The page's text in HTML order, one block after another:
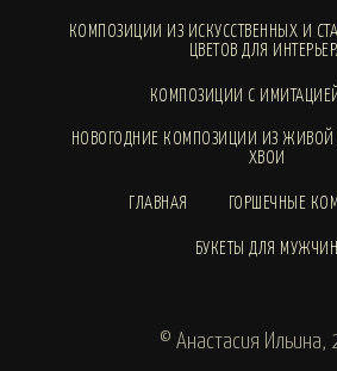
КОМПОЗИЦИИ ИЗ ИСКУССТВЕННЫХ И
ЦВЕТОВ ДЛЯ
КОМПОЗИЦИИ С
НОВОГОДНИЕ КОМПОЗИЦИИ ИЗ ЖИВОЙ
ХВОИ
ГЛАВНАЯ ГОРШЕЧНЫЕ
БУКЕТЫ ДЛЯ МУЖЧИН
© Анастасия Ильина,